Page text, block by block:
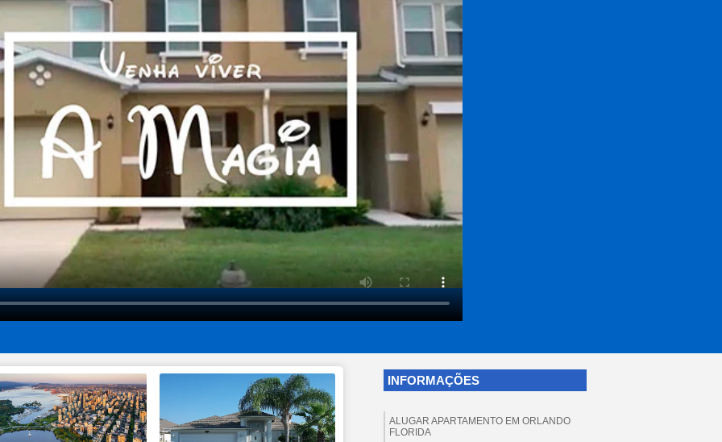
INFORMAÇÕES
ALUGAR APARTAMENTO EM ORLANDO
FLORIDA